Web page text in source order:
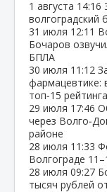
1 августа 14:16
волгоградский
31 июля 12:11
Бочаров
БПЛА
30 июля 11:12
фармацевтике:
топ‑15 рейтинга
29 июля 17:46
через
районе
28 июля 11:33
Волгограде
28 июля 09:27
тысяч рублей